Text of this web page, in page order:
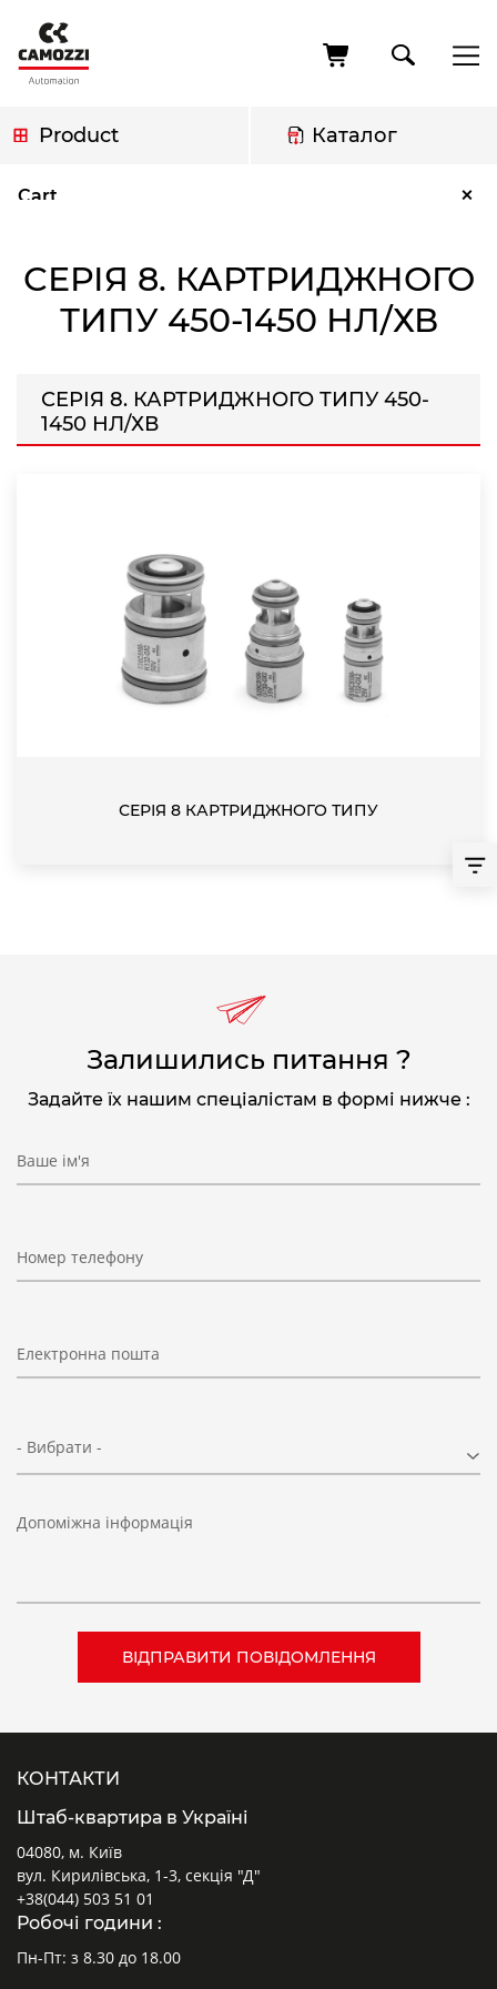
main
content
Product Каталог
Cart ×
СЕРІЯ 8. КАРТРИДЖНОГО
ТИПУ 450-1450 НЛ/ХВ
СЕРІЯ 8. КАРТРИДЖНОГО ТИПУ 450-
1450 НЛ/ХВ
СЕРІЯ 8 КАРТРИДЖНОГО ТИПУ
Залишились питання ?
Задайте їх нашим спеціалістам в формі нижче :
Ваше ім'я
Номер телефону
Електронна пошта
- Вибрати -
Допоміжна інформація
КОНТАКТИ
Штаб-квартира в Україні
04080, м. Київ
вул. Кирилівська, 1-3, секція "Д"
+38(044) 503 51 01
Робочі години :
Пн-Пт: з 8.30 до 18.00